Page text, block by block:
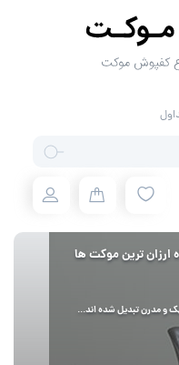
و مدرن تبدیل شده اند...